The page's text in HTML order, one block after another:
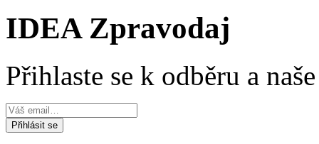
IDEA Zpravodaj
Přihlaste se k odběru a